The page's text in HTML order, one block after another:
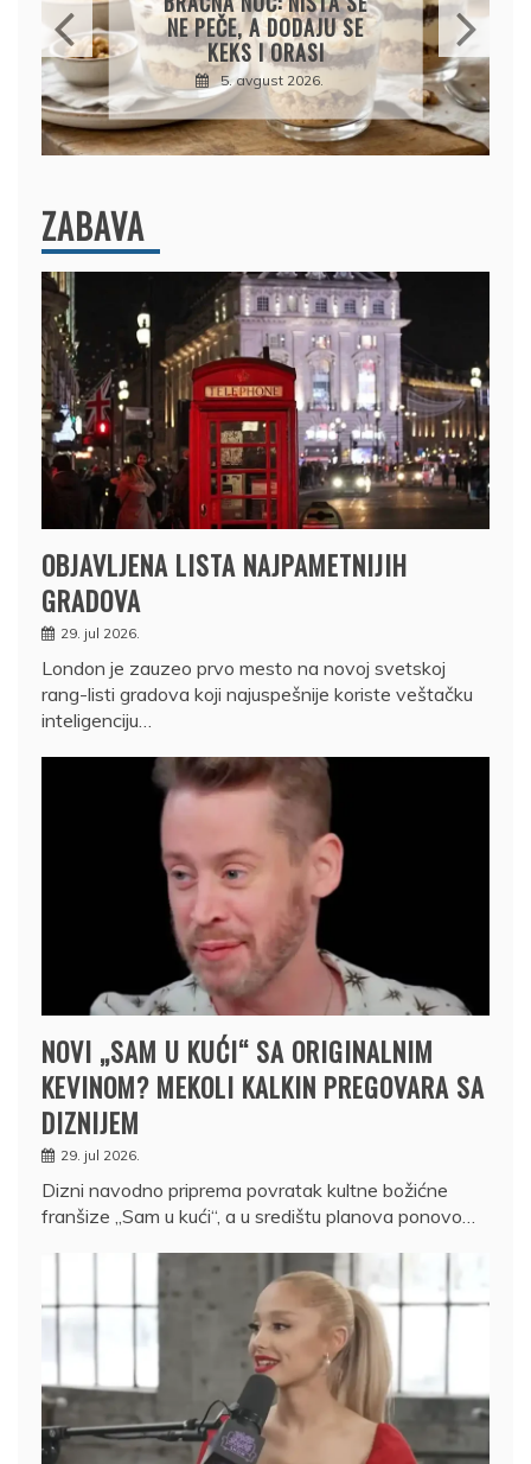
NE PEČE, A DODAJU SE
KEKS I ORASI
5. avgust 2026.
ZABAVA
OBJAVLJENA LISTA NAJPAMETNIJIH
GRADOVA
29. jul 2026.
London je zauzeo prvo mesto na novoj svetskoj
rang-listi gradova koji najuspešnije koriste veštačku
inteligenciju…
NOVI „SAM U KUĆI“ SA ORIGINALNIM
KEVINOM? MEKOLI KALKIN PREGOVARA SA
DIZNIJEM
29. jul 2026.
Dizni navodno priprema povratak kultne božićne
franšize „Sam u kući“, a u središtu planova ponovo…